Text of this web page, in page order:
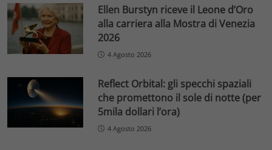
Ellen Burstyn riceve il Leone d’Oro
alla carriera alla Mostra di Venezia
2026
4 Agosto 2026
Reflect Orbital: gli specchi spaziali
che promettono il sole di notte (per
5mila dollari l’ora)
4 Agosto 2026